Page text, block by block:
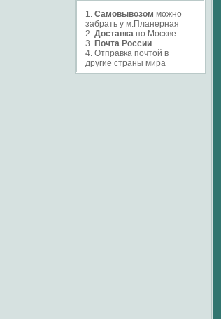
1. Самовывозом можно
забрать у м.Планерная
2. Доставка по Москве
3. Почта России
4. Отправка почтой в
другие страны мира